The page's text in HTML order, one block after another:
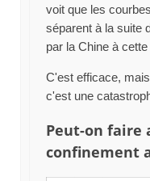
voit que les
séparent à la suite
par la Chine à cette
C'est efficace,
c'est une
Peut-on faire
confinement